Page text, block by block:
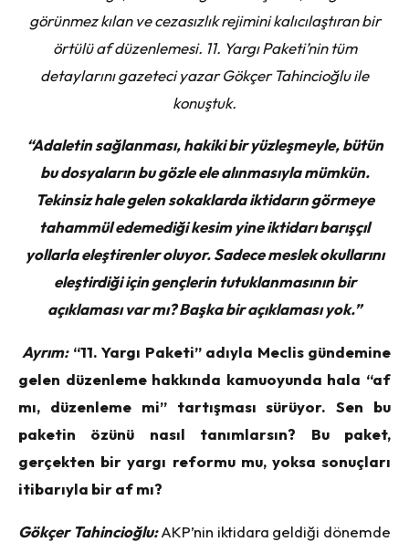
görünmez kılan ve cezasızlık rejimini kalıcılaştıran bir
örtülü af düzenlemesi. 11. Yargı Paketi’nin tüm
detaylarını gazeteci yazar Gökçer Tahincioğlu ile
konuştuk.
“Adaletin sağlanması, hakiki bir yüzleşmeyle, bütün
bu dosyaların bu gözle ele alınmasıyla mümkün.
Tekinsiz hale gelen sokaklarda iktidarın görmeye
tahammül edemediği kesim yine iktidarı barışçıl
yollarla eleştirenler oluyor. Sadece meslek okullarını
eleştirdiği için gençlerin tutuklanmasının bir
açıklaması var mı? Başka bir açıklaması yok.”
Ayrım:“11. Yargı Paketi” adıyla Meclis gündemine
gelen düzenleme hakkında kamuoyunda hala “af
mı, düzenleme mi” tartışması sürüyor. Sen bu
paketin özünü nasıl tanımlarsın? Bu paket,
gerçekten bir yargı reformu mu, yoksa sonuçları
itibarıyla bir af mı?
Gökçer Tahincioğlu:AKP’nin iktidara geldiği dönemde